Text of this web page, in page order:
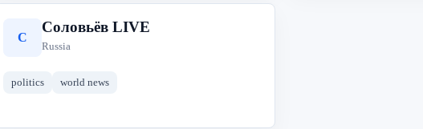
С
Соловьёв LIVE
Russia
politics world news